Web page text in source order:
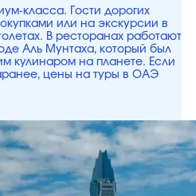
класса. Гости дорогих
или на экскурсии в
В ресторанах работают
Аль Мунтаха, который был
кулинаром на планете. Если
цены на туры в ОАЭ